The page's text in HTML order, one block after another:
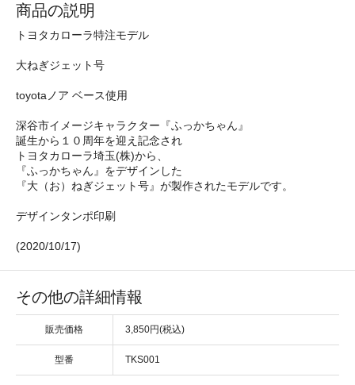
商品の説明
トヨタカローラ特注モデル
大ねぎジェット号
toyotaノア ベース使用
深谷市イメージキャラクター『ふっかちゃん』
誕生から１０周年を迎え記念され
トヨタカローラ埼玉(株)から、
『ふっかちゃん』をデザインした
『大（お）ねぎジェット号』が製作されたモデルです。
デザインタンポ印刷
(2020/10/17)
その他の詳細情報
販売価格 3,850円(税込)
型番 TKS001